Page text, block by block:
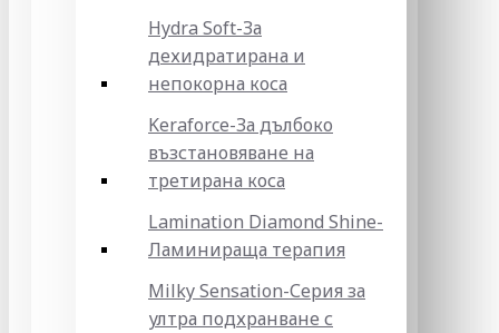
Hydra Soft-За
дехидратирана и
непокорна коса
Keraforce-За дълбоко
възстановяване на
третирана коса
Lamination Diamond Shine-
Ламинираща терапия
Milky Sensation-Серия за
ултра подхранване с